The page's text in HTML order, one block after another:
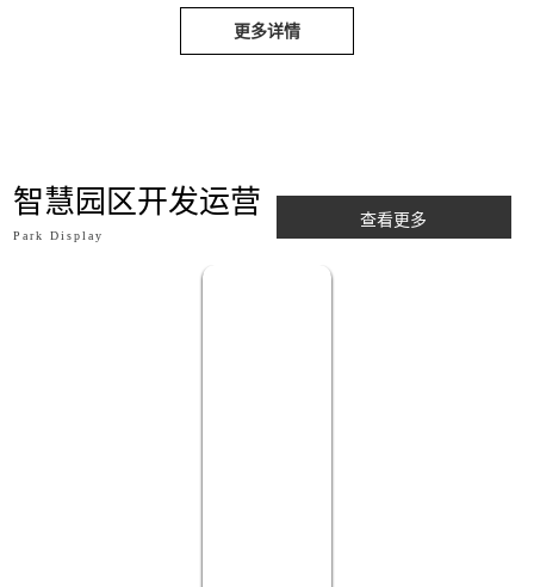
更多详情
智慧园区开发运营
Park Display
查看更多